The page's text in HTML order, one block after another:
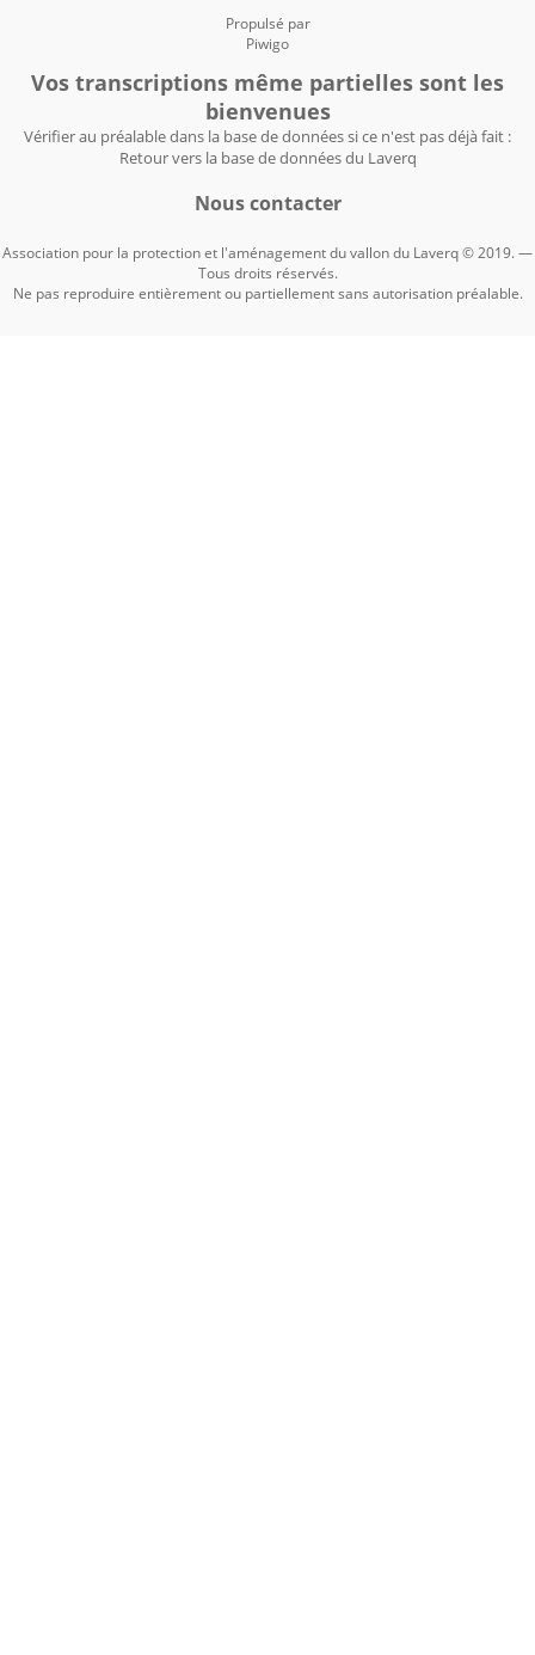
Propulsé par
Piwigo
Vos transcriptions même partielles sont les
bienvenues
Vérifier au préalable dans la base de données si ce n'est pas déjà fait :
Retour vers la base de données du Laverq
Nous contacter
Association pour la protection et l'aménagement du vallon du Laverq © 2019. —
Tous droits réservés.
Ne pas reproduire entièrement ou partiellement sans autorisation préalable.